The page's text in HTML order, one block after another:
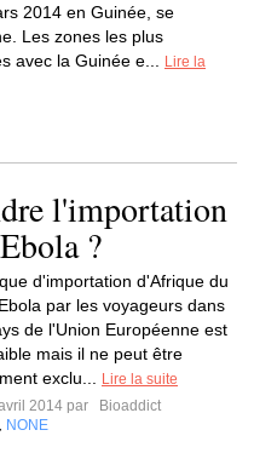
2014 en Guinée, se
Les zones les plus
avec la Guinée e...
Lire la
l'importation
?
d'importation d'Afrique du
par les voyageurs dans
de l'Union Européenne est
mais il ne peut être
exclu...
Lire la suite
2014 par
Bioaddict
NONE